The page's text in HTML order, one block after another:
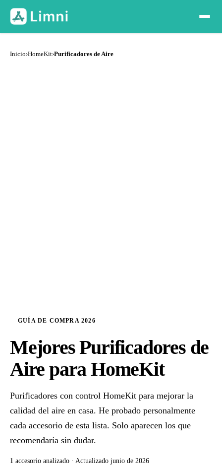
Inicio›HomeKit›Purificadores de Aire
GUÍA DE COMPRA 2026
Mejores Purificadores de
Aire para HomeKit
Purificadores con control HomeKit para mejorar la
calidad del aire en casa. He probado personalmente
cada accesorio de esta lista. Solo aparecen los que
recomendaría sin dudar.
1 accesorio analizado · Actualizado junio de 2026